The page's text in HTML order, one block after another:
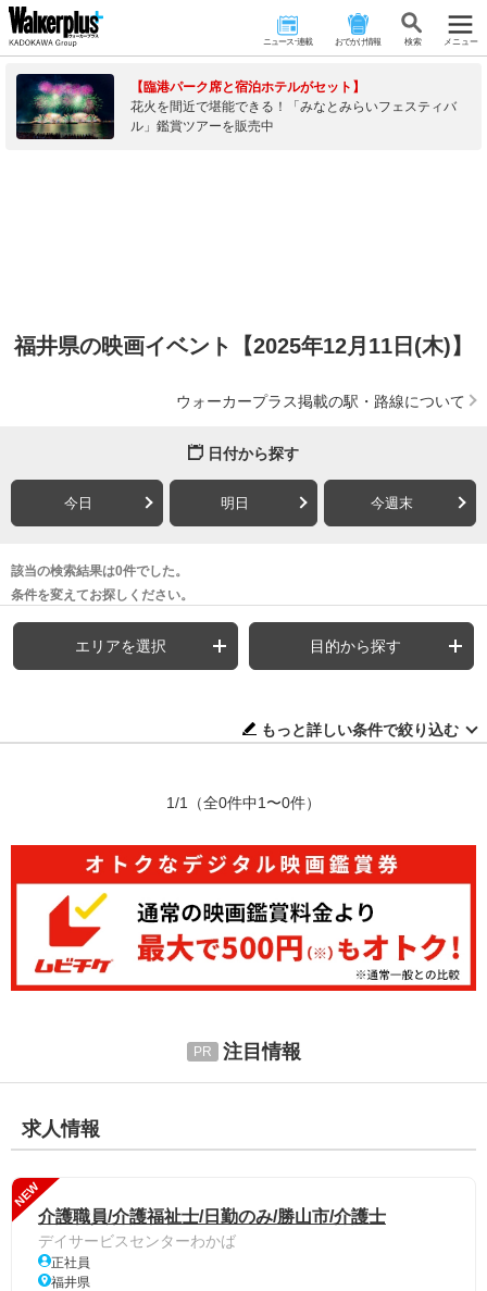
ニュース･連載 おでかけ情報 検 索 メニュー
【臨港パーク席と宿泊ホテルがセット】
花火を間近で堪能できる！「みなとみらいフェスティバ
ル」鑑賞ツアーを販売中
福井県の映画イベント【2025年12月11日(木)】
ウォーカープラス掲載の駅・路線について
日付から探す
今日 明日 今週末
該当の検索結果は0件でした。
条件を変えてお探しください。
エリアを選択 目的から探す
もっと詳しい条件で絞り込む
1/1 （全0件中1〜0件）
注目情報
求人情報
NEW
介護職員/介護福祉士/日勤のみ/勝山市/介護士
デイサービスセンターわかば
正社員
福井県